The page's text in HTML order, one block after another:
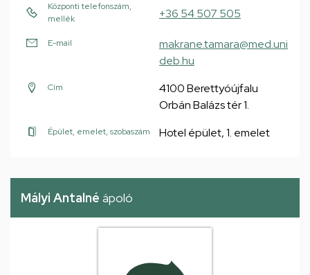
Központi telefonszám,
mellék
+36 54 507 505
E-mail
makrane.tamara@med.uni
deb.hu
Cím
4100 Berettyóújfalu
Orbán Balázs tér 1.
Épület, emelet, szobaszám Hotel épület, 1. emelet
Mályi Antalné ápoló